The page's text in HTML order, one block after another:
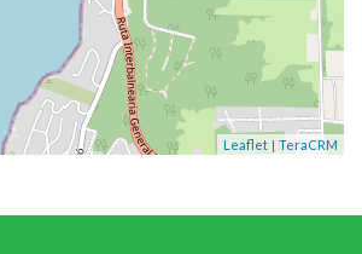
Leaflet | TeraCRM